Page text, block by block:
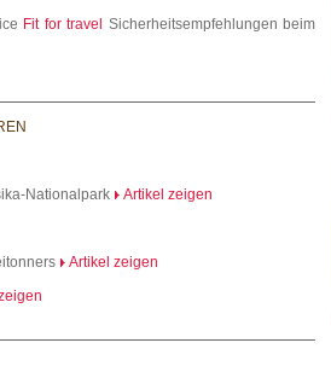
Fit for travel
Sicherheitsempfehlungen beim
Nationalpark
Artikel zeigen
Artikel zeigen